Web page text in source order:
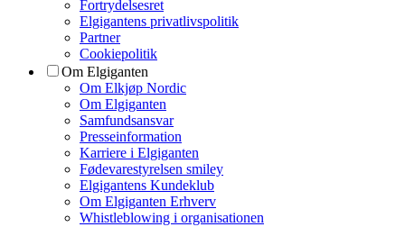
Fortrydelsesret
Elgigantens privatlivspolitik
Partner
Cookiepolitik
Om Elgiganten
Om Elkjøp Nordic
Om Elgiganten
Samfundsansvar
Presseinformation
Karriere i Elgiganten
Fødevarestyrelsen smiley
Elgigantens Kundeklub
Om Elgiganten Erhverv
Whistleblowing i organisationen